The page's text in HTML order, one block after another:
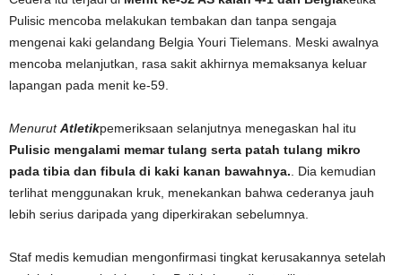
Pulisic mencoba melakukan tembakan dan tanpa sengaja
mengenai kaki gelandang Belgia Youri Tielemans . Meski awalnya
mencoba melanjutkan, rasa sakit akhirnya memaksanya keluar
lapangan pada menit ke-59.
MenurutAtletikpemeriksaan selanjutnya menegaskan hal itu
Pulisic mengalami memar tulang serta patah tulang mikro
pada tibia dan fibula di kaki kanan bawahnya. . Dia kemudian
terlihat menggunakan kruk, menekankan bahwa cederanya jauh
lebih serius daripada yang diperkirakan sebelumnya.
Staf medis kemudian mengonfirmasi tingkat kerusakannya setelah